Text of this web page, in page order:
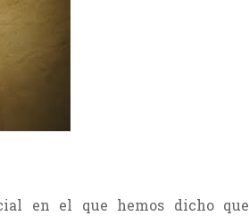
en el que hemos dicho que